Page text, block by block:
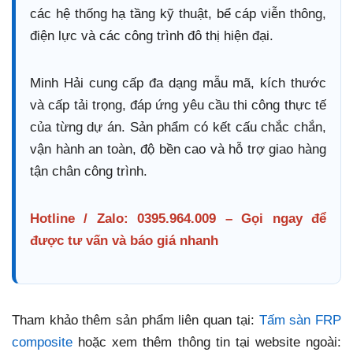
các hệ thống hạ tầng kỹ thuật, bể cáp viễn thông,
điện lực và các công trình đô thị hiện đại.
Minh Hải cung cấp đa dạng mẫu mã, kích thước
và cấp tải trọng, đáp ứng yêu cầu thi công thực tế
của từng dự án. Sản phẩm có kết cấu chắc chắn,
vận hành an toàn, độ bền cao và hỗ trợ giao hàng
tận chân công trình.
Hotline / Zalo: 0395.964.009 – Gọi ngay để
được tư vấn và báo giá nhanh
Tham khảo thêm sản phẩm liên quan tại: Tấm sàn FRP
composite hoặc xem thêm thông tin tại website ngoài: